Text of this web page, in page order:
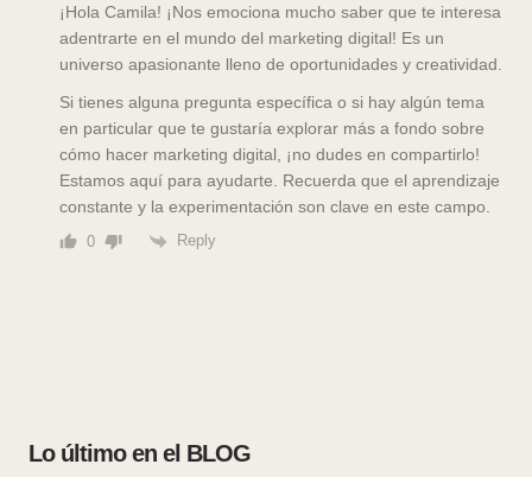
¡Hola Camila! ¡Nos emociona mucho saber que te interesa
adentrarte en el mundo del marketing digital! Es un
universo apasionante lleno de oportunidades y creatividad.
Si tienes alguna pregunta específica o si hay algún tema
en particular que te gustaría explorar más a fondo sobre
cómo hacer marketing digital, ¡no dudes en compartirlo!
Estamos aquí para ayudarte. Recuerda que el aprendizaje
constante y la experimentación son clave en este campo.
0 Reply
Lo último en el BLOG